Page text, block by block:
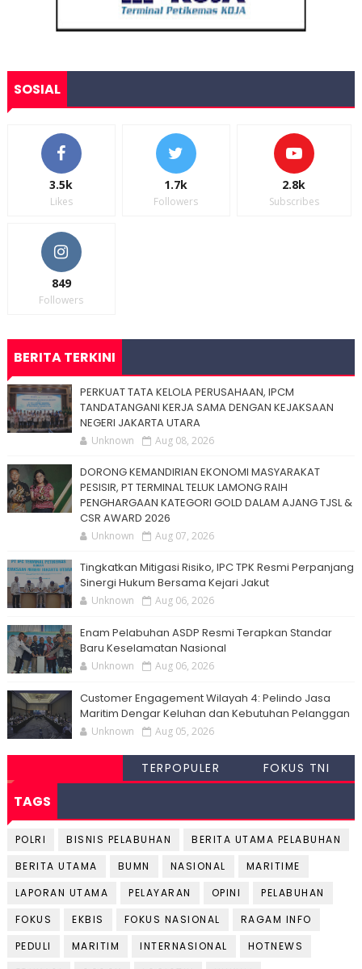
SOSIAL
3.5k
Likes
1.7k
Followers
2.8k
Subscribes
849
Followers
BERITA TERKINI
PERKUAT TATA KELOLA PERUSAHAAN, IPCM
TANDATANGANI KERJA SAMA DENGAN KEJAKSAAN
NEGERI JAKARTA UTARA
Unknown Aug 08, 2026
DORONG KEMANDIRIAN EKONOMI MASYARAKAT
PESISIR, PT TERMINAL TELUK LAMONG RAIH
PENGHARGAAN KATEGORI GOLD DALAM AJANG TJSL &
CSR AWARD 2026
Unknown Aug 07, 2026
Tingkatkan Mitigasi Risiko, IPC TPK Resmi Perpanjang
Sinergi Hukum Bersama Kejari Jakut
Unknown Aug 06, 2026
Enam Pelabuhan ASDP Resmi Terapkan Standar
Baru Keselamatan Nasional
Unknown Aug 06, 2026
Customer Engagement Wilayah 4: Pelindo Jasa
Maritim Dengar Keluhan dan Kebutuhan Pelanggan
Unknown Aug 05, 2026
TERPOPULER FOKUS TNI
TAGS
POLRI BISNIS PELABUHAN
BERITA UTAMA PELABUHAN
BERITA UTAMA
BUMN NASIONAL
MARITIME
LAPORAN UTAMA
PELAYARAN OPINI
PELABUHAN
FOKUS
EKBIS FOKUS NASIONAL
RAGAM INFO
PEDULI
MARITIM INTERNASIONAL
HOTNEWS